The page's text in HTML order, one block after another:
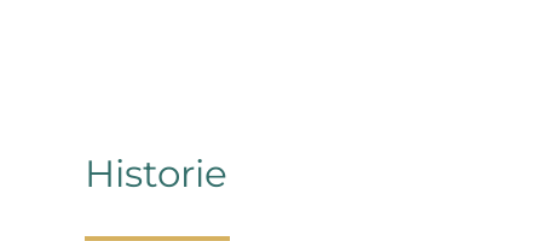
Historie